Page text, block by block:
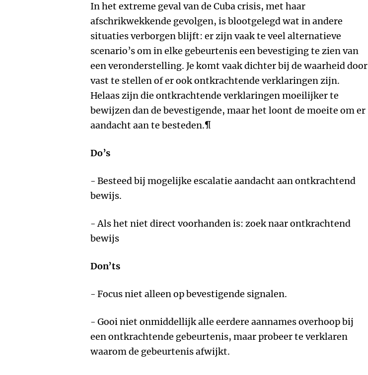
In het extreme geval van de Cuba crisis, met haar
afschrikwekkende gevolgen, is blootgelegd wat in andere
situaties verborgen blijft: er zijn vaak te veel alternatieve
scenario’s om in elke gebeurtenis een bevestiging te zien van
een veronderstelling. Je komt vaak dichter bij de waarheid door
vast te stellen of er ook ontkrachtende verklaringen zijn.
Helaas zijn die ontkrachtende verklaringen moeilijker te
bewijzen dan de bevestigende, maar het loont de moeite om er
aandacht aan te besteden.¶
Do’s
- Besteed bij mogelijke escalatie aandacht aan ontkrachtend
bewijs.
- Als het niet direct voorhanden is: zoek naar ontkrachtend
bewijs
Don’ts
- Focus niet alleen op bevestigende signalen.
- Gooi niet onmiddellijk alle eerdere aannames overhoop bij
een ontkrachtende gebeurtenis, maar probeer te verklaren
waarom de gebeurtenis afwijkt.